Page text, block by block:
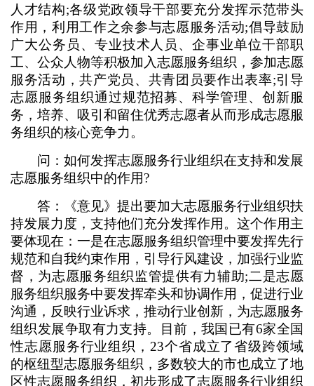
人才结构;各级党政领导干部要充分发挥示范带头
作用，利用工作之余参与志愿服务活动;倡导鼓励
广大公务员、专业技术人员、企事业单位干部职
工、公众人物等积极加入志愿服务组织，参加志愿
服务活动，共产党员、共青团员要作出表率;引导
志愿服务组织通过规范招募、科学管理、创新服
务，培养、吸引和留住优秀志愿者从而形成志愿服
务组织的核心竞争力。
问：如何发挥志愿服务行业组织在支持和发展
志愿服务组织中的作用?
答：《意见》提出要加大志愿服务行业组织扶
持发展力度，支持他们充分发挥作用。这个作用主
要体现在：一是在志愿服务组织管理中要发挥先行
规范和自我约束作用，引导行风建设，加强行业监
督，为志愿服务组织监管提供有力辅助;二是志愿
服务组织服务中要发挥牵头和协调作用，促进行业
沟通，反映行业诉求，推动行业创新，为志愿服务
组织发展争取有力支持。目前，我国已有6家全国
性志愿服务行业组织，23个省成立了省级跨领域
的枢纽型志愿服务组织，多数较大的市也成立了地
区性志愿服务组织，初步形成了志愿服务行业组织